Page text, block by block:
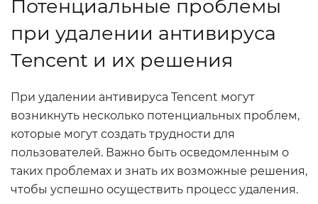
Потенциальные проблемы
при удалении антивируса
Tencent и их решения
При удалении антивируса Tencent могут
возникнуть несколько потенциальных проблем,
которые могут создать трудности для
пользователей. Важно быть осведомленным о
таких проблемах и знать их возможные решения,
чтобы успешно осуществить процесс удаления.